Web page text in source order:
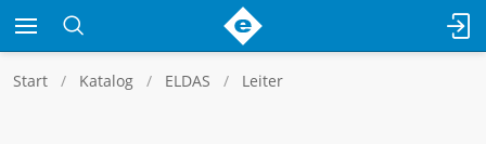
Start Katalog ELDAS Leiter